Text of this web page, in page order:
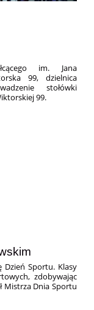
im. Jana
99, dzielnica
stołówki
99.
Dzień Sportu. Klasy
zdobywając
Mistrza Dnia Sportu